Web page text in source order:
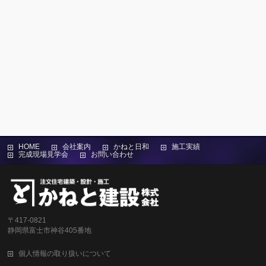
HOME 会社案内 かねと日和
施工実績
完成現場見学会
お問い合わせ
〒417-0821
静岡県富士市神谷405番地
個人情報の取り扱いについて